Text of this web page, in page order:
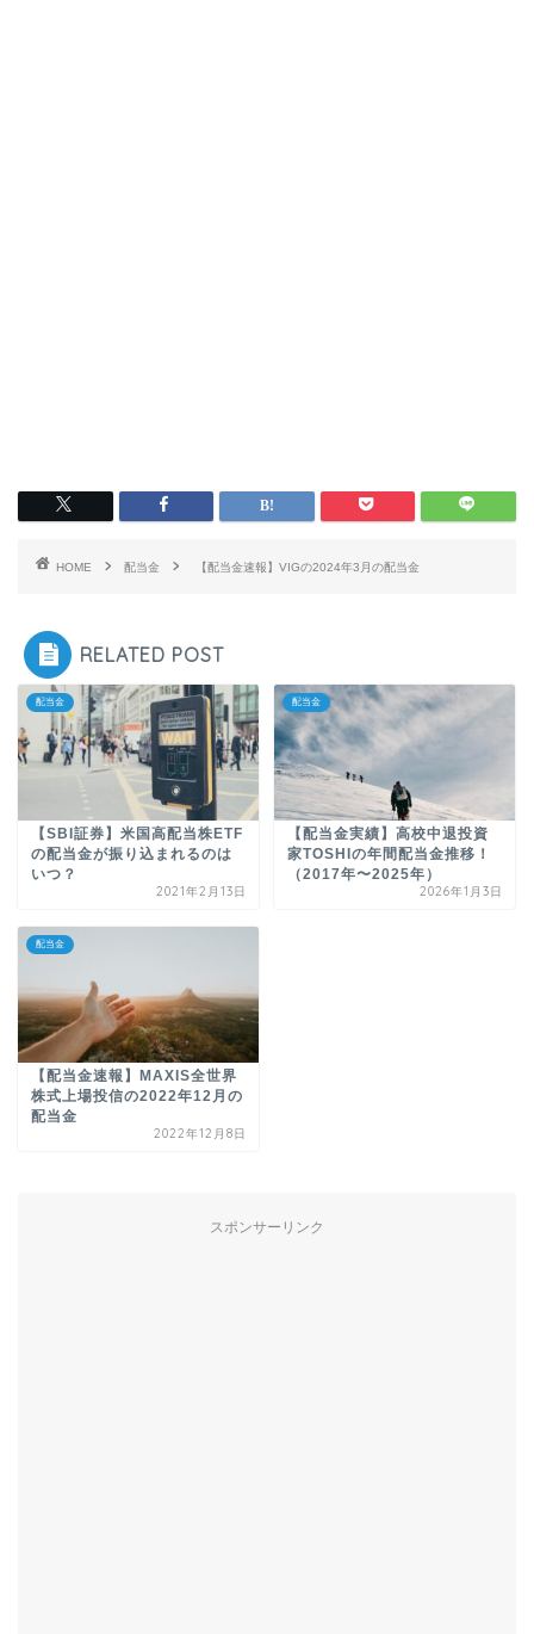
HOME 配当金 【配当金速報】VIGの2024年3月の配当金
RELATED POST
配当金
【SBI証券】米国高配当株ETF
の配当金が振り込まれるのは
いつ？
2021年2月13日
配当金
【配当金実績】高校中退投資
家TOSHIの年間配当金推移！
（2017年〜2025年）
2026年1月3日
配当金
【配当金速報】MAXIS全世界
株式上場投信の2022年12月の
配当金
2022年12月8日
スポンサーリンク